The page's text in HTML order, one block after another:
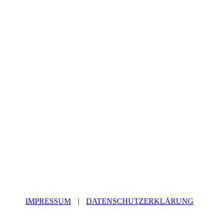
IMPRESSUM | DATENSCHUTZERKLÄRUNG